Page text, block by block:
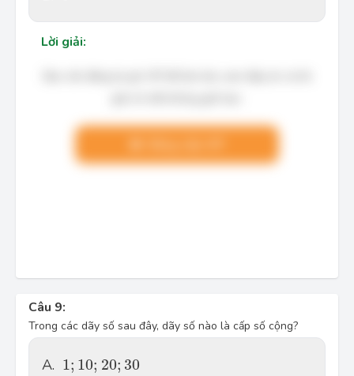
Lời giải:
Câu 9:
Trong các dãy số sau đây, dãy số nào là cấp số cộng?
A. 1; 10; 20; 30
1;\,10;\,20;\,30